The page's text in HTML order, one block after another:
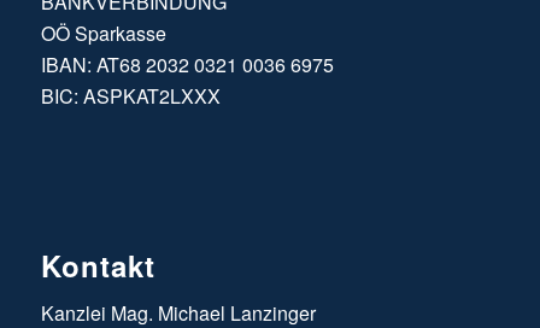
OÖ Sparkasse
IBAN: AT68 2032 0321 0036 6975
BIC: ASPKAT2LXXX
Kontakt
Kanzlei Mag. Michael Lanzinger